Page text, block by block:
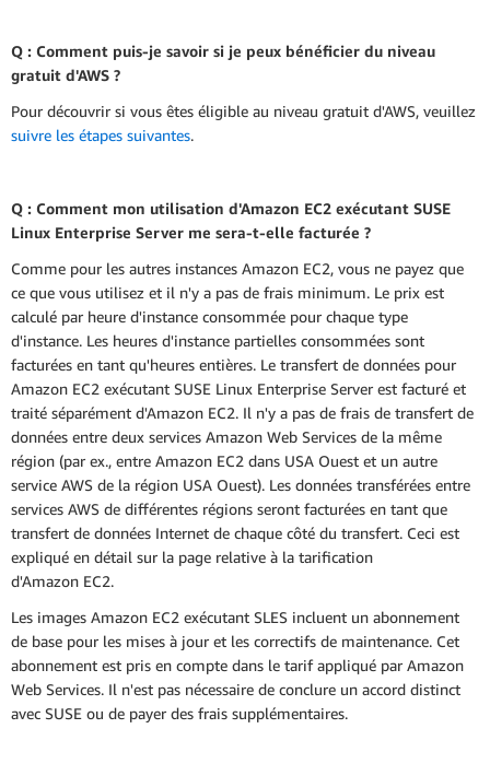
Q : Comment puis-je savoir si je peux bénéficier du niveau
gratuit d'AWS ?
Pour découvrir si vous êtes éligible au niveau gratuit d'AWS, veuillez
suivre les étapes suivantes.
Q : Comment mon utilisation d'Amazon EC2 exécutant SUSE
Linux Enterprise Server me sera-t-elle facturée ?
Comme pour les autres instances Amazon EC2, vous ne payez que
ce que vous utilisez et il n'y a pas de frais minimum. Le prix est
calculé par heure d'instance consommée pour chaque type
d'instance. Les heures d'instance partielles consommées sont
facturées en tant qu'heures entières. Le transfert de données pour
Amazon EC2 exécutant SUSE Linux Enterprise Server est facturé et
traité séparément d'Amazon EC2. Il n'y a pas de frais de transfert de
données entre deux services Amazon Web Services de la même
région (par ex., entre Amazon EC2 dans USA Ouest et un autre
service AWS de la région USA Ouest). Les données transférées entre
services AWS de différentes régions seront facturées en tant que
transfert de données Internet de chaque côté du transfert. Ceci est
expliqué en détail sur la page relative à la tarification
d'Amazon EC2.
Les images Amazon EC2 exécutant SLES incluent un abonnement
de base pour les mises à jour et les correctifs de maintenance. Cet
abonnement est pris en compte dans le tarif appliqué par Amazon
Web Services. Il n'est pas nécessaire de conclure un accord distinct
avec SUSE ou de payer des frais supplémentaires.